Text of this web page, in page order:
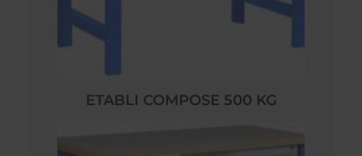
ETABLI COMPOSE 500 KG